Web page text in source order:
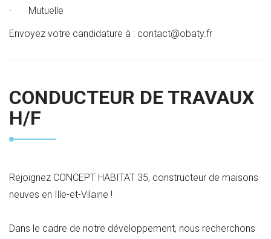
· Mutuelle
Envoyez votre candidature à : contact@obaty.fr
CONDUCTEUR DE TRAVAUX
H/F
Rejoignez CONCEPT HABITAT 35, constructeur de maisons
neuves en Ille-et-Vilaine !
Dans le cadre de notre développement, nous recherchons